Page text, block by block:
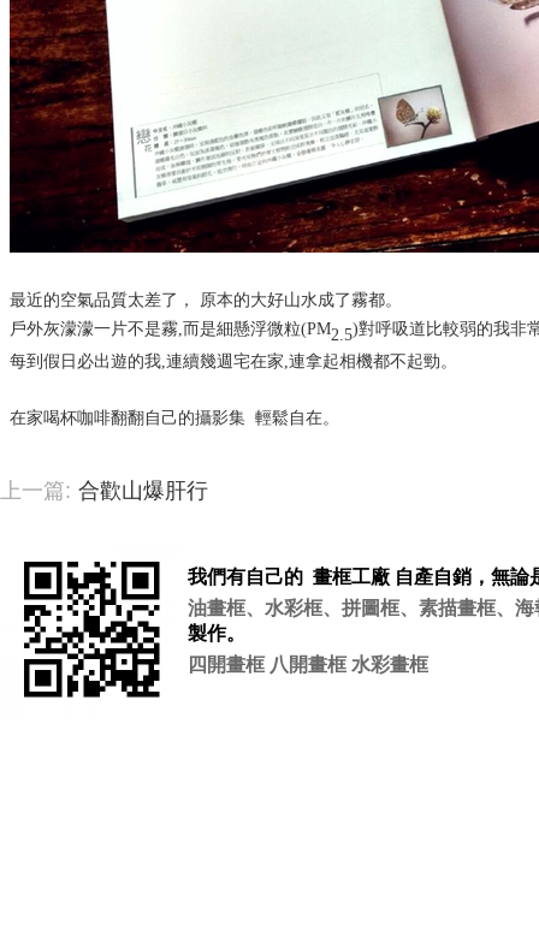
最近的空氣品質太差了， 原本的大好山水成了霧都。
戶外灰濛濛一片不是霧,而是細懸浮微粒(PM2.5)對呼吸道比較弱的我非
每到假日必出遊的我,連續幾週宅在家,連拿起相機都不起勁。
在家喝杯咖啡翻翻自己的攝影集 輕鬆自在。
上一篇: 合歡山爆肝行
我們有自己的 畫框工廠 自產自銷，無論
油畫框、 水彩框、 拼圖框、 素描畫框、 海
製作。
四開畫框 八開畫框 水彩畫框